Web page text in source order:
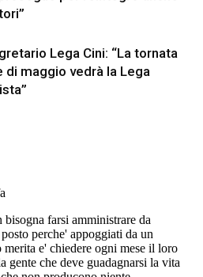
Lega Cini: “La tornata
di maggio vedrà la Lega